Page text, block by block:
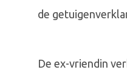
de
De ex-vriendin